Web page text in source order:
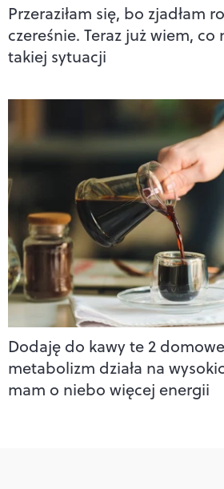
Przeraziłam się, bo zjadłam
czereśnie. Teraz już wiem,
takiej sytuacji
Dodaję do kawy te 2
metabolizm działa na
mam o niebo więcej energii